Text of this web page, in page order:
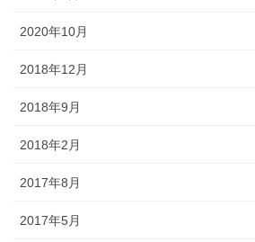
2020年10月
2018年12月
2018年9月
2018年2月
2017年8月
2017年5月